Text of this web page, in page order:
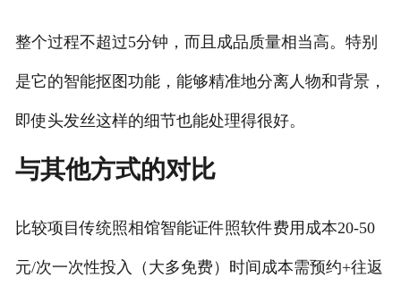
整个过程不超过5分钟，而且成品质量相当高。特别
是它的智能抠图功能，能够精准地分离人物和背景，
即使头发丝这样的细节也能处理得很好。
与其他方式的对比
比较项目传统照相馆智能证件照软件费用成本20-50
元/次一次性投入（大多免费）时间成本需预约+往返